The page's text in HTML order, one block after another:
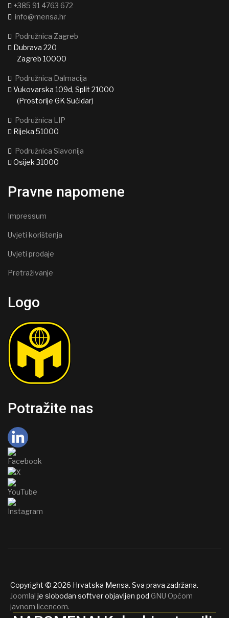
+385 91 4763 672
info@mensa.hr
Podružnica Zagreb
Dubrava 220
Zagreb 10000
Podružnica Dalmacija
Vukovarska 109d, Split 21000
(Prostorije GK Sućidar)
Podružnica LIP
Rijeka 51000
Podružnica Slavonija
Osijek 31000
Pravne napomene
Impressum
Uvjeti korištenja
Uvjeti prodaje
Pretraživanje
Logo
Potražite nas
Copyright © 2026 Hrvatska Mensa. Sva prava zadržana.
Joomla! je slobodan softver objavljen pod GNU Općom
javnom licencom.